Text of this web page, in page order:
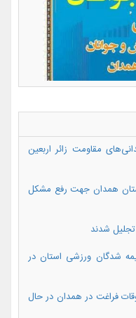
مقاومت زائر اربعین
همدان جهت رفع مشکل
شدند
شدگان ورزشی استان در
فراغت در همدان در حال